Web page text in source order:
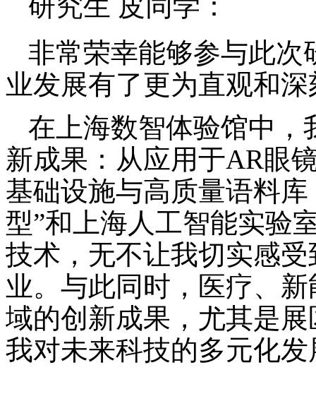
非常荣幸能够参与此次
业发展有了更为直观和
在上海数智体验馆中，
新成果：从应用于AR眼
基础设施与高质量语料
型”和上海人工智能实验
技术，无不让我切实感
业。与此同时，医疗、
域的创新成果，尤其是
我对未来科技的多元化